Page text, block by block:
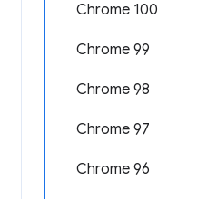
Chrome 100
Chrome 99
Chrome 98
Chrome 97
Chrome 96